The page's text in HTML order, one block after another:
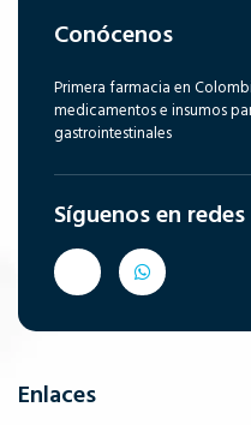
Conócenos
Primera farmacia en
medicamentos e insumos
gastrointestinales
Síguenos en
Enlaces